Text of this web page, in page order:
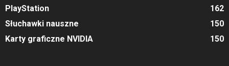
PlayStation
162
Słuchawki nauszne
150
Karty graficzne NVIDIA
150